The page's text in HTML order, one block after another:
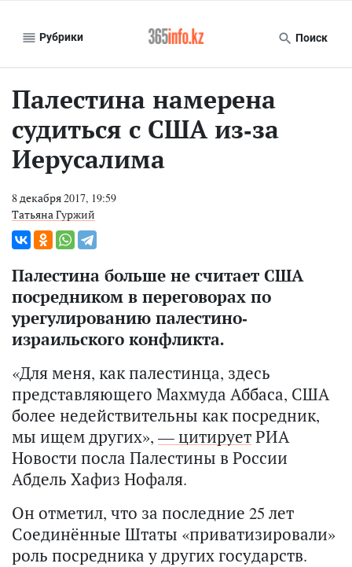
Рубрики Поиск
Палестина намерена
судиться с США из-за
Иерусалима
8 декабря 2017, 19:59
Татьяна Гуржий
Палестина больше не считает США
посредником в переговорах по
урегулированию палестино-
израильского конфликта.
«Для меня, как палестинца, здесь
представляющего Махмуда Аббаса, США
более недействительны как посредник,
мы ищем других», — цитируетРИА
Новости посла Палестины в России
Абдель Хафиз Нофаля.
Он отметил, что за последние 25 лет
Соединённые Штаты «приватизировали»
роль посредника у других государств.